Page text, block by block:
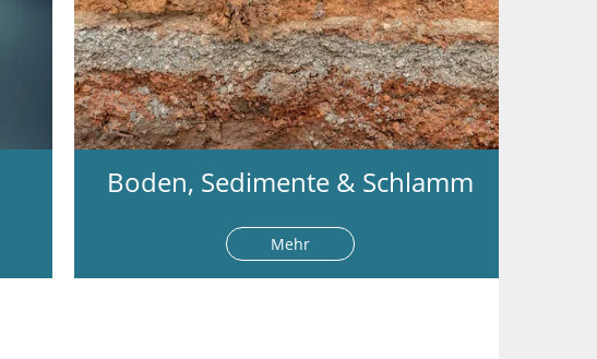
Boden, Sedimente & Schlamm
Mehr